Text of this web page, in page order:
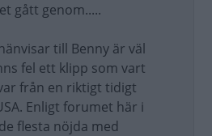
gått genom.....
till Benny är väl
fel ett klipp som vart
från en riktigt tidigt
Enligt forumet här i
flesta nöjda med